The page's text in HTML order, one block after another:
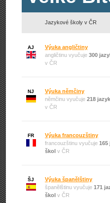
Jazykové školy v ČR
AJ
Výuka angličtiny
angličtinu vyučuje 300
v ČR
NJ
Výuka němčiny
němčinu vyučuje 218
v ČR
FR
Výuka francouzštiny
francouzštinu vyučuje 165
škol v ČR
ŠJ
Výuka španělštiny
španělštinu vyučuje 171
škol v ČR